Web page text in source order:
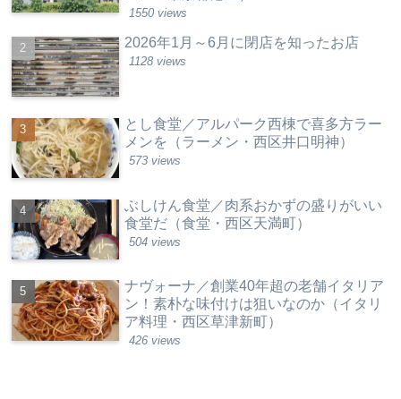
1550 views
2026年1月～6月に閉店を知ったお店
1128 views
とし食堂／アルパーク西棟で喜多方ラー
メンを（ラーメン・西区井口明神）
573 views
ぶしけん食堂／肉系おかずの盛りがいい
食堂だ（食堂・西区天満町）
504 views
ナヴォーナ／創業40年超の老舗イタリア
ン！素朴な味付けは狙いなのか（イタリ
ア料理・西区草津新町）
426 views